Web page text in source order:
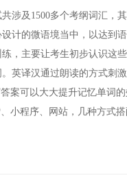
涉及1500多个考纲词汇，
计的微语境当中，以达到
，主要让考生初步认识这
英译汉通过朗读的方式刺
案可以大大提升记忆单词
小程序、网站，几种方式